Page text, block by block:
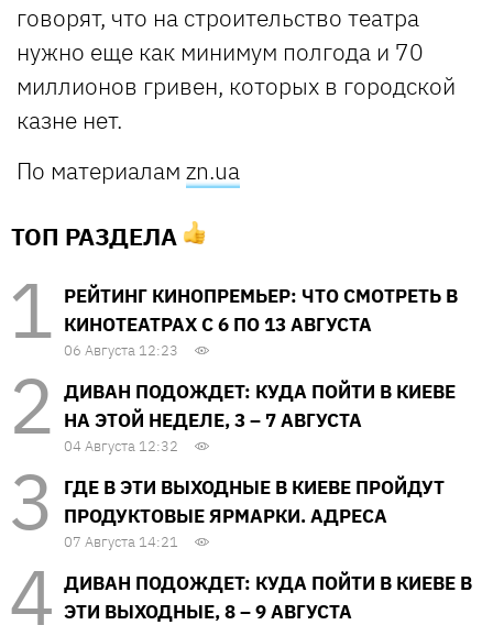
говорят, что на строительство театра
нужно еще как минимум полгода и 70
миллионов гривен, которых в городской
казне нет.
По материалам zn.ua
ТОП РАЗДЕЛА
РЕЙТИНГ КИНОПРЕМЬЕР: ЧТО СМОТРЕТЬ В
КИНОТЕАТРАХ С 6 ПО 13 АВГУСТА
06 Августа 12:23
ДИВАН ПОДОЖДЕТ: КУДА ПОЙТИ В КИЕВЕ
НА ЭТОЙ НЕДЕЛЕ, 3 – 7 АВГУСТА
04 Августа 12:32
ГДЕ В ЭТИ ВЫХОДНЫЕ В КИЕВЕ ПРОЙДУТ
ПРОДУКТОВЫЕ ЯРМАРКИ. АДРЕСА
07 Августа 14:21
ДИВАН ПОДОЖДЕТ: КУДА ПОЙТИ В КИЕВЕ В
ЭТИ ВЫХОДНЫЕ, 8 – 9 АВГУСТА